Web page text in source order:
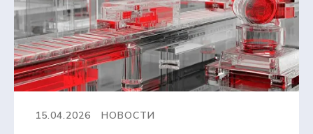
15.04.2026 НОВОСТИ